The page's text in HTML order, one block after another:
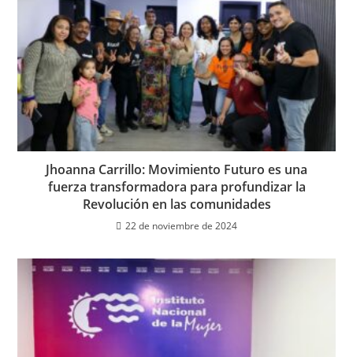
Jhoanna Carrillo: Movimiento Futuro es una
fuerza transformadora para profundizar la
Revolución en las comunidades
22 de noviembre de 2024